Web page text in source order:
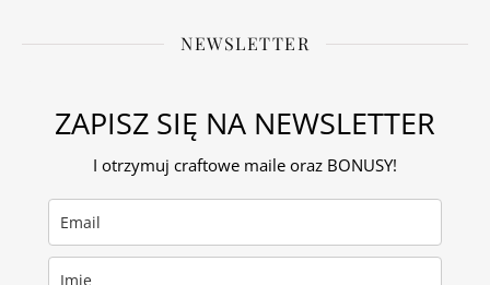
NEWSLETTER
ZAPISZ SIĘ NA NEWSLETTER
I otrzymuj craftowe maile oraz BONUSY!